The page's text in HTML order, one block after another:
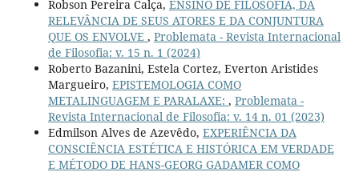
Robson Pereira Calça, ENSINO DE FILOSOFIA, DA
RELEVÂNCIA DE SEUS ATORES E DA CONJUNTURA
QUE OS ENVOLVE , Problemata - Revista Internacional
de Filosofia: v. 15 n. 1 (2024)
Roberto Bazanini, Estela Cortez, Everton Aristides
Margueiro, EPISTEMOLOGIA COMO
METALINGUAGEM E PARALAXE: , Problemata -
Revista Internacional de Filosofia: v. 14 n. 01 (2023)
Edmilson Alves de Azevêdo, EXPERIÊNCIA DA
CONSCIÊNCIA ESTÉTICA E HISTÓRICA EM VERDADE
E MÉTODO DE HANS-GEORG GADAMER COMO